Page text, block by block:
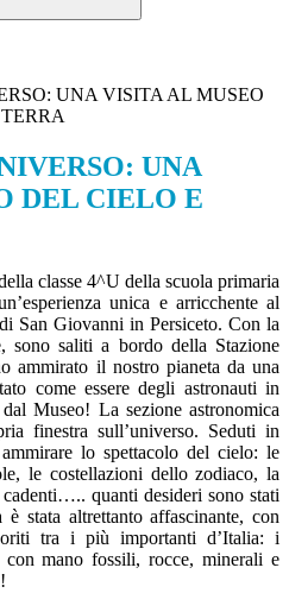
UNA VISITA AL MUSEO
UNA
DEL CIELO E
classe 4^U della scuola primaria
unica e arricchente al
San Giovanni in Persiceto. Con la
sono saliti a bordo della Stazione
ammirato il nostro pianeta da una
come essere degli astronauti in
Museo! La sezione astronomica
finestra sull’universo. Seduti in
lo spettacolo del cielo: le
le costellazioni dello zodiaco, la
quanti desideri sono stati
stata altrettanto affascinante, con
tra i più importanti d’Italia: i
mano fossili, rocce, minerali e
“di luna!